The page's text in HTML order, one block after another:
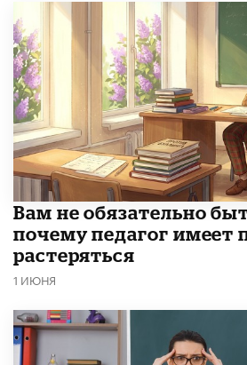
​Вам не обязательно
почему педагог имеет
растеряться
1 ИЮНЯ